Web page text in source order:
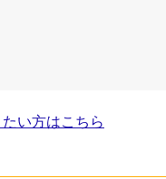
い方はこちら